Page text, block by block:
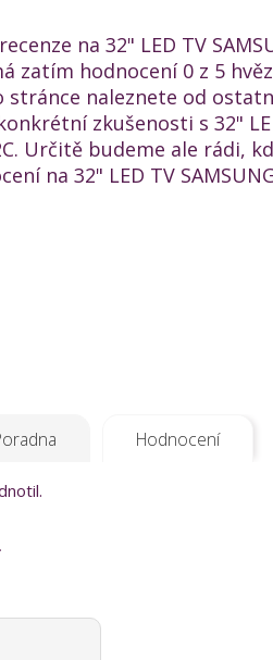
na 32" LED TV
zatím hodnocení 0 z 5
stránce naleznete od
zkušenosti s 32"
Určitě budeme ale rádi,
na 32" LED TV
Hodnocení